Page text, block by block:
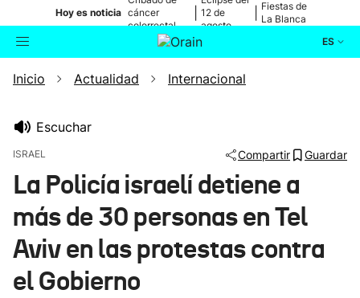
Hoy es noticia cáncer
colorrectal
12 de
agosto
Fiestas de
La Blanca
ES
Buscador Actualidad
Ikusmiran
Eguraldia
Inicio Actualidad Internacional
Escuchar
ISRAEL Compartir Guardar
La Policía israelí detiene a
más de 30 personas en Tel
Aviv en las protestas contra
el Gobierno